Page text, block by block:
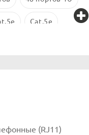
Cat.5e
(RJ11)